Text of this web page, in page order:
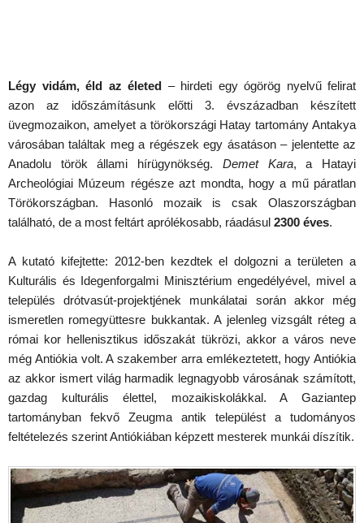
Légy vidám, éld az életed – hirdeti egy ógörög nyelvű felirat
azon az időszámításunk előtti 3. évszázadban készített
üvegmozaikon, amelyet a törökországi Hatay tartomány Antakya
városában találtak meg a régészek egy ásatáson – jelentette az
Anadolu török állami hírügynökség. Demet Kara, a Hatayi
Archeológiai Múzeum régésze azt mondta, hogy a mű páratlan
Törökországban. Hasonló mozaik is csak Olaszországban
található, de a most feltárt aprólékosabb, ráadásul 2300 éves.
A kutató kifejtette: 2012-ben kezdtek el dolgozni a területen a
Kulturális és Idegenforgalmi Minisztérium engedélyével, mivel a
település drótvasút-projektjének munkálatai során akkor még
ismeretlen romegyüttesre bukkantak. A jelenleg vizsgált réteg a
római kor hellenisztikus időszakát tükrözi, akkor a város neve
még Antiókia volt. A szakember arra emlékeztetett, hogy Antiókia
az akkor ismert világ harmadik legnagyobb városának számított,
gazdag kulturális élettel, mozaikiskolákkal. A Gaziantep
tartományban fekvő Zeugma antik települést a tudományos
feltételezés szerint Antiókiában képzett mesterek munkái díszítik.